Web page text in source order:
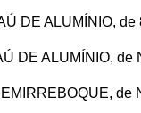
DE ALUMÍNIO,
DE ALUMÍNIO,